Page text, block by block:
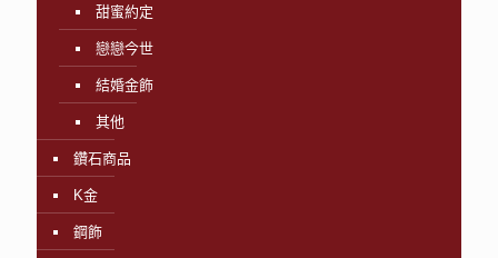
甜蜜約定
戀戀今世
結婚金飾
其他
鑽石商品
K金
鋼飾